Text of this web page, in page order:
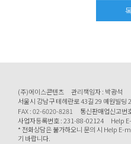
(주)에이스콘텐츠
관리책임자 : 박광석
서울시 강남구 테헤란로 43길 29 예원빌딩
FAX : 02-6020-8281
통신판매업신고번
사업자등록번호 : 231-88-02124
Help
* 전화상담은 불가하오니 문의 시 Help E-
기 바랍니다.